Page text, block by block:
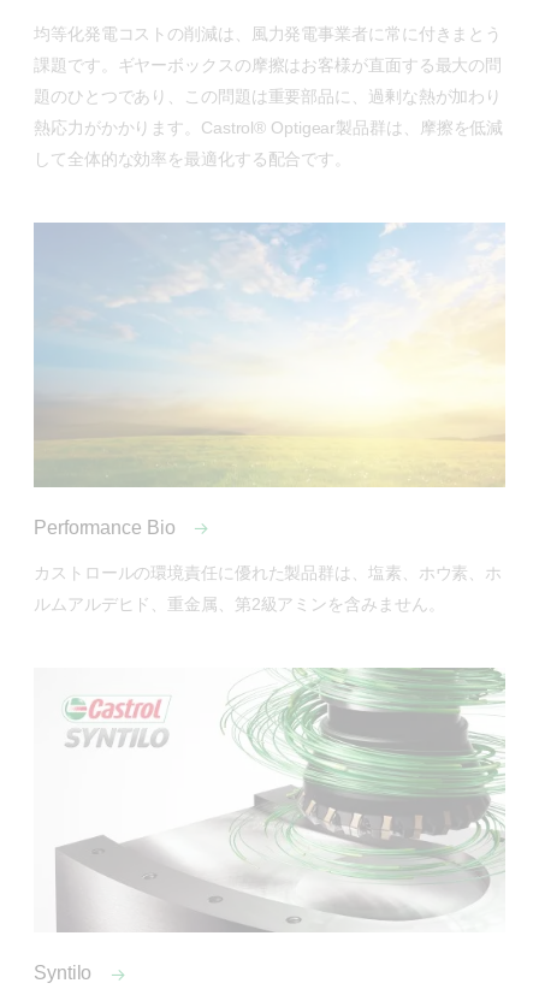
均等化発電コストの削減は、風力発電事業者に常に付きまとう
課題です。ギヤーボックスの摩擦はお客様が直面する最大の問
題のひとつであり、この問題は重要部品に、過剰な熱が加わり
熱応力がかかります。Castrol® Optigear製品群は、摩擦を低減
して全体的な効率を最適化する配合です。
Performance Bio
カストロールの環境責任に優れた製品群は、塩素、ホウ素、ホ
ルムアルデヒド、重金属、第2級アミンを含みません。
Syntilo